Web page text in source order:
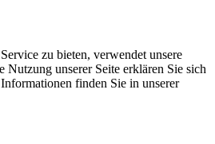
zu bieten, verwendet unsere
Nutzung unserer Seite erklären Sie sich
finden Sie in unserer